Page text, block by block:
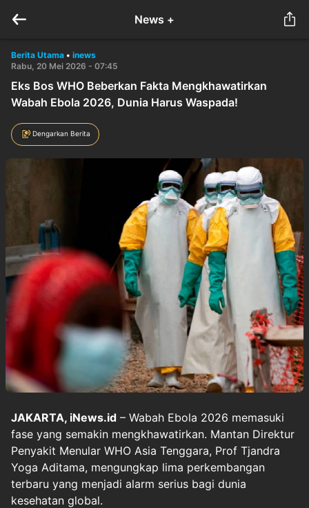
News +
Berita Utama • inews
Rabu, 20 Mei 2026 - 07:45
Eks Bos WHO Beberkan Fakta Mengkhawatirkan
Wabah Ebola 2026, Dunia Harus Waspada!
Dengarkan Berita
JAKARTA, iNews.id – Wabah Ebola 2026 memasuki
fase yang semakin mengkhawatirkan. Mantan Direktur
Penyakit Menular WHO Asia Tenggara, Prof Tjandra
Yoga Aditama, mengungkap lima perkembangan
terbaru yang menjadi alarm serius bagi dunia
kesehatan global.